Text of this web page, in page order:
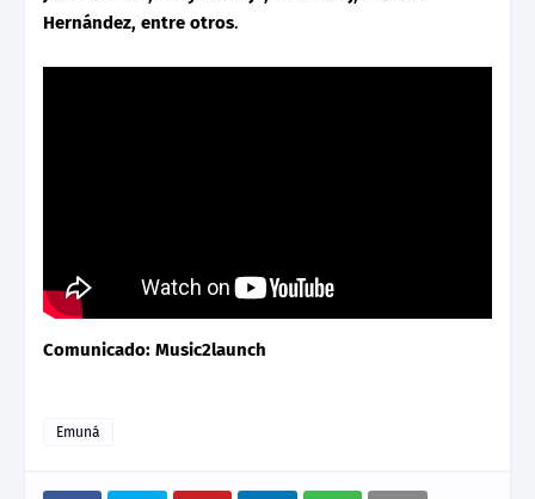
Hernández, entre otros.
Comunicado: Music2launch
Emuná